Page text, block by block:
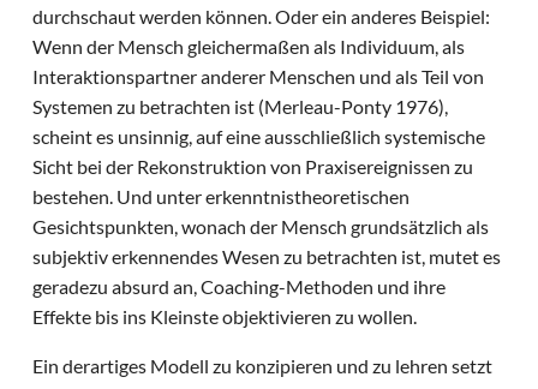
durchschaut werden können. Oder ein anderes Beispiel:
Wenn der Mensch gleichermaßen als Individuum, als
Interaktionspartner anderer Menschen und als Teil von
Systemen zu betrachten ist (Merleau-Ponty 1976),
scheint es unsinnig, auf eine ausschließlich systemische
Sicht bei der Rekonstruktion von Praxisereignissen zu
bestehen. Und unter erkenntnistheoretischen
Gesichtspunkten, wonach der Mensch grundsätzlich als
subjektiv erkennendes Wesen zu betrachten ist, mutet es
geradezu absurd an, Coaching-Methoden und ihre
Effekte bis ins Kleinste objektivieren zu wollen.
Ein derartiges Modell zu konzipieren und zu lehren setzt